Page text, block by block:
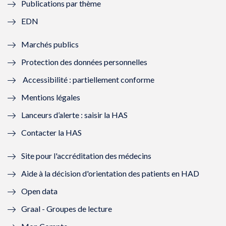
f
n
ê
t
r
e
)
e
n
ê
r
)
ê
t
e
ê
)
Publications par thème
EDN
Marchés publics
Protection des données personnelles
Accessibilité : partiellement conforme
Mentions légales
Lanceurs d’alerte : saisir la HAS
Contacter la HAS
Site pour l'accréditation des médecins
Aide à la décision d'orientation des patients en HAD
Open data
Graal - Groupes de lecture